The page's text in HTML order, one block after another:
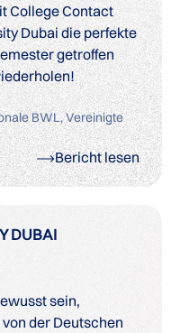
College Contact
Dubai die perfekte
getroffen
BWL, Vereinigte
Bericht lesen
DUBAI
sein,
der Deutschen